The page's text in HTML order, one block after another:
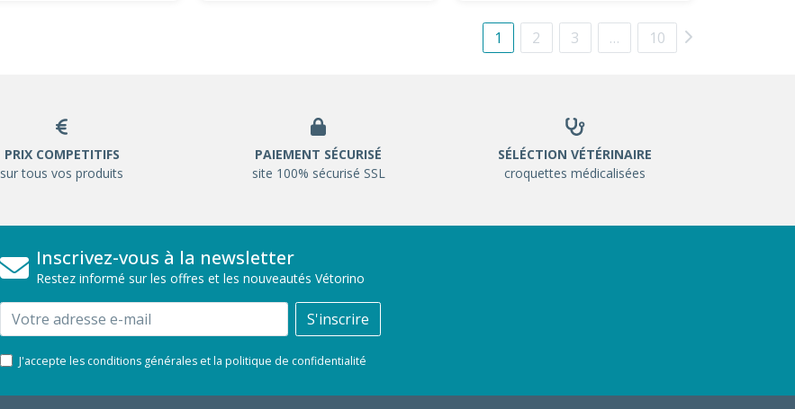
1 2 3 … 10
PRIX COMPETITIFS
sur tous vos produits
PAIEMENT SÉCURISÉ
site 100% sécurisé SSL
SÉLÉCTION VÉTÉRINAIRE
croquettes médicalisées
Inscrivez-vous à la newsletter
Restez informé sur les offres et les nouveautés Vétorino
Email S'inscrire
J'accepte les conditions générales et la politique de confidentialité